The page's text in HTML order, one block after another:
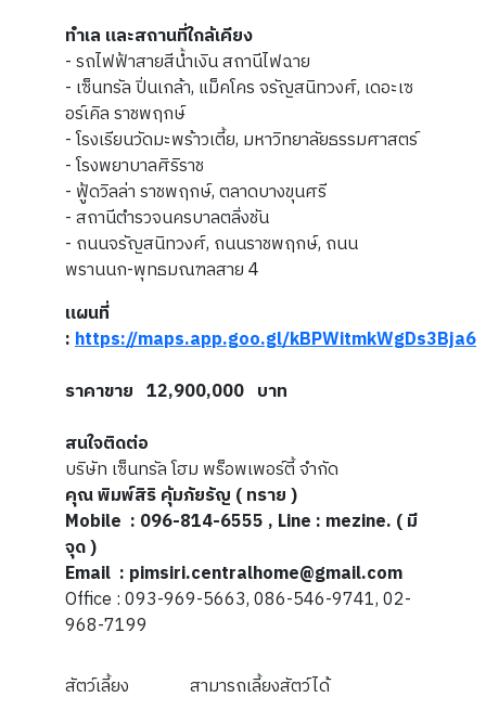
ทำเล และสถานที่ใกล้เคียง
- รถไฟฟ้าสายสีน้ำเงิน สถานีไฟฉาย
- เซ็นทรัล ปิ่นเกล้า, แม็คโคร จรัญสนิทวงศ์, เดอะเซ
อร์เคิล ราชพฤกษ์
- โรงเรียนวัดมะพร้าวเตี้ย, มหาวิทยาลัยธรรมศาสตร์
- โรงพยาบาลศิริราช
- ฟู้ดวิลล่า ราชพฤกษ์, ตลาดบางขุนศรี
- สถานีตำรวจนครบาลตลิ่งชัน
- ถนนจรัญสนิทวงศ์, ถนนราชพฤกษ์, ถนน
พรานนก-พุทธมณฑลสาย 4
แผนที่
:https://maps.app.goo.gl/kBPWitmkWgDs3Bja6
ราคาขาย 12,900,000 บาท
สนใจติดต่อ
บริษัท เซ็นทรัล โฮม พร็อพเพอร์ตี้ จำกัด
คุณ พิมพ์สิริ คุ้มภัยรัญ ( ทราย )
Mobile : 096-814-6555 , Line : mezine. ( มี
จุด )
Email : pimsiri.centralhome@gmail.com
Office : 093-969-5663, 086-546-9741, 02-
968-7199
สัตว์เลี้ยง สามารถเลี้ยงสัตว์ได้